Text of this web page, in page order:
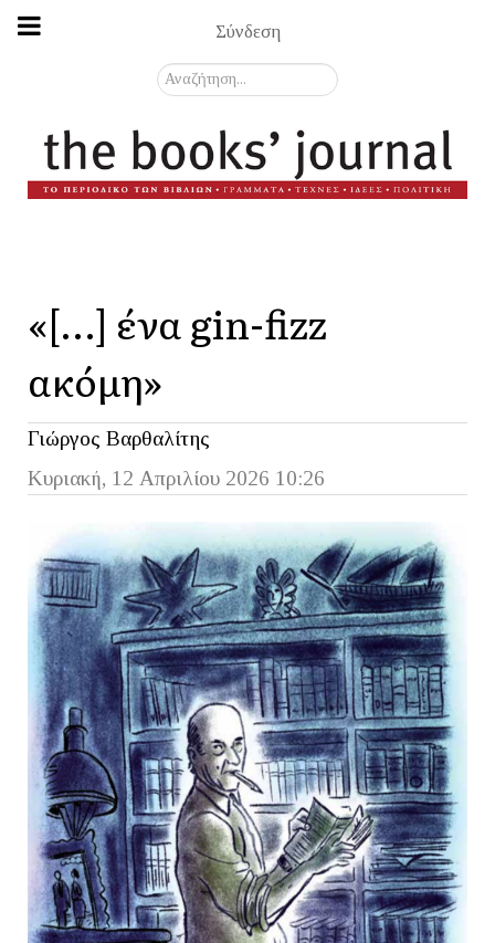
Σύνδεση
Αναζήτηση...
«[…] ένα gin-fizz
ακόμη»
Γιώργος Βαρθαλίτης
Κυριακή, 12 Απριλίου 2026 10:26